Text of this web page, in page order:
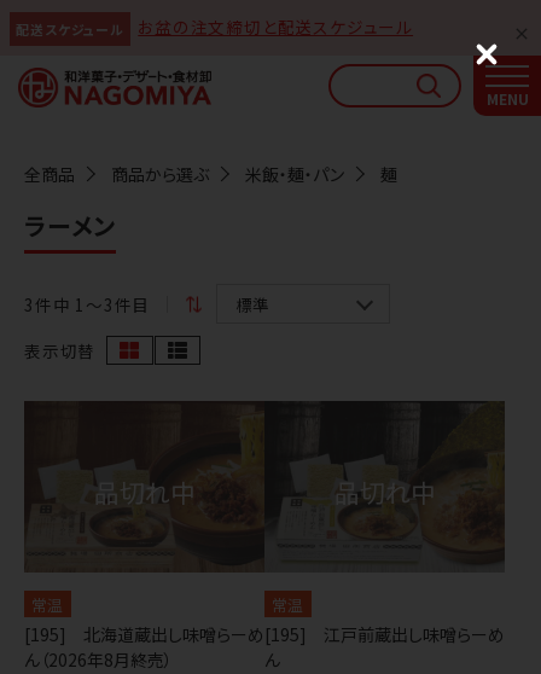
配送スケジュール お盆の注文締切と配送スケジュール
全商品 商品から選ぶ 米飯・麺・パン 麺
ラーメン
3 件中 1〜3件目
表示切替
常温
[195] 北海道蔵出し味噌らーめ
ん（2026年8月終売）
常温
[195] 江戸前蔵出し味噌らーめ
ん
なごみやAIガイド
AIがなごみやの使い方をお答えします
C
l
o